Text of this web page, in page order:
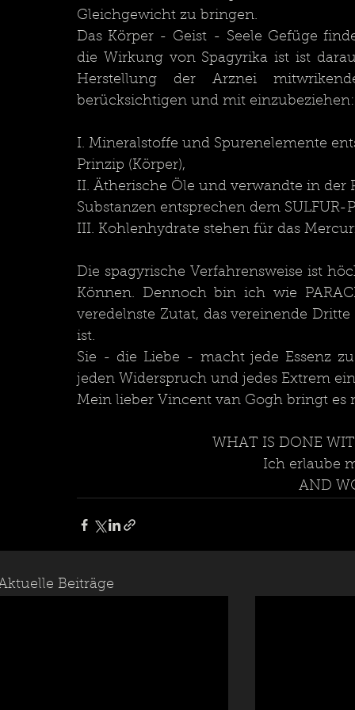
Gleichgewicht zu bringen.
Das Körper - Geist - Seele Gefüge
die Wirkung von Spagyrika ist ist
Herstellung der Arznei
berücksichtigen und mit einzubeziehen:
I. Mineralstoffe und Spurenelemente
Prinzip (Körper),
II. Ätherische Öle und verwandte in der
Substanzen entsprechen dem SULFUR-
III. Kohlenhydrate stehen für das
Die spagyrische Verfahrensweise ist
Können. Dennoch bin ich wie
veredelnste Zutat, das vereinende
ist.
Sie - die Liebe - macht jede Essenz
jeden Widerspruch und jedes Extrem
Mein lieber Vincent van Gogh bringt
WHAT IS DONE
Ich erlaube
AND
Beiträge